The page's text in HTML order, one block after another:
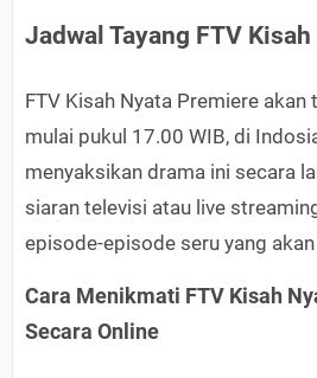
Jadwal Tayang FTV
FTV Kisah Nyata Premiere akan
mulai pukul 17.00 WIB, di
menyaksikan drama ini secara
siaran televisi atau live
episode-episode seru yang
Cara Menikmati FTV Kisah
Secara Online